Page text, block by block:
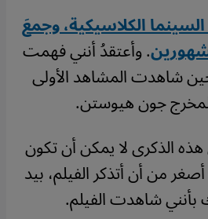
الكلاسيكية، وجمعَ
. وأعتقدُ أنني فهمت
شاهدت المشاهد الأولى
جون هيوستن.
الذكرى لا يمكن أن تكون
من أن أتذكر الفيلم، بيد
شاهدت الفيلم.